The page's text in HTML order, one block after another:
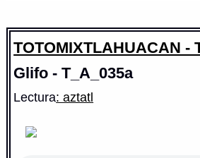
TOTOMIXTLAHUACAN -
Glifo - T_A_035a
Lectura: aztatl